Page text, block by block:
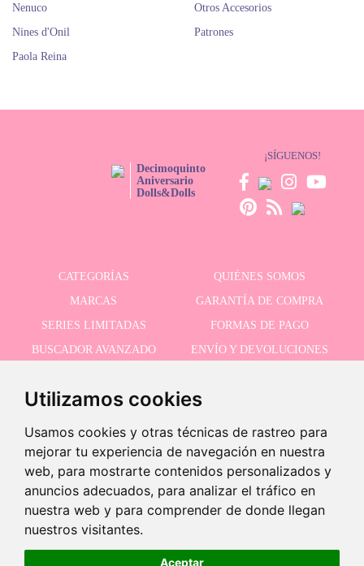
Utilizamos cookies
Usamos cookies y otras técnicas de rastreo para
mejorar tu experiencia de navegación en nuestra
web, para mostrarte contenidos personalizados y
anuncios adecuados, para analizar el tráfico en
nuestra web y para comprender de donde llegan
nuestros visitantes.
Aceptar
19,95 € +
-
Nenuco
Nines d'Onil
Paola Reina
Otros Accesorios
Patrones
Decimoquinto
Aniversario
Dolls&Dolls
¡SÍGUENOS!
CATEGORÍAS
QUIÉNES SOMOS
MARCAS
GARANTÍA DE COMPRA
SERIES LIMITADAS
FORMAS DE PAGO
BUSCADOR AVANZADO
ENVÍO Y DEVOLUCIONES
RECIBE NUESTRAS ÚLTIMAS NOVEDADES
Acepto la política de privacidad